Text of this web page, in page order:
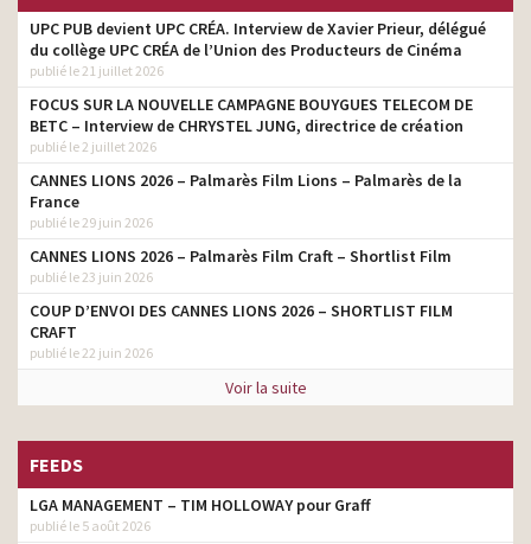
UPC PUB devient UPC CRÉA. Interview de Xavier Prieur, délégué
du collège UPC CRÉA de l’Union des Producteurs de Cinéma
publié le 21 juillet 2026
FOCUS SUR LA NOUVELLE CAMPAGNE BOUYGUES TELECOM DE
BETC – Interview de CHRYSTEL JUNG, directrice de création
publié le 2 juillet 2026
CANNES LIONS 2026 – Palmarès Film Lions – Palmarès de la
France
publié le 29 juin 2026
CANNES LIONS 2026 – Palmarès Film Craft – Shortlist Film
publié le 23 juin 2026
COUP D’ENVOI DES CANNES LIONS 2026 – SHORTLIST FILM
CRAFT
publié le 22 juin 2026
Voir la suite
FEEDS
LGA MANAGEMENT – TIM HOLLOWAY pour Graff
publié le 5 août 2026